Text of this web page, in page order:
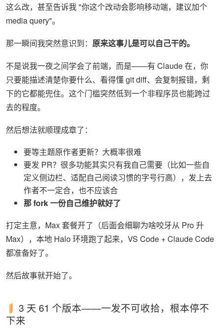
这么改，甚至告诉我 "你这个改动会影响移动端，建议加个
media query"。
那一瞬间我突然意识到： 原来这事儿是可以自己干的。
不是说我一夜之间学会了前端，而是——有 Claude 在，你
只要能描述清楚你要什么、看得懂 git diff、会复制报错，剩
下的它都能兜住。这个门槛突然低到一个非程序员也能跨过
去的程度。
然后想法就顺理成章了：
要等主题原作者更新？大概率很难
要发 PR？很多功能其实只有我自己需要（比如一些自
定义侧边栏、适配自己阅读习惯的字号行高），发上去
作者不一定合，也不应该合
那 fork 一份自己维护就好了
打定主意，Max 套餐开了（后面会细聊为啥咬牙从 Pro 升
Max），本地 Halo 环境跑了起来，VS Code + Claude Code
都准备好了。
然后故事就开始了。
3 天 61 个版本——一发不可收拾，根本停不
下来